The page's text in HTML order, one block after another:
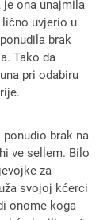
je ona unajmila
uvjerio u
brak
Tako da
pri odabiru
brak na
ve sellem. Bilo
za
svojoj kćerci
onome koga